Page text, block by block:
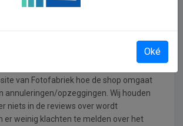
branche.
van Fotofabriek hoe de shop omgaat
annuleringen/opzeggingen. Wij houden
niets in de reviews over wordt
er weinig klachten te melden over het
Oké